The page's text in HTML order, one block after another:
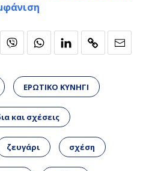
ΕΡΩΤΙΚΟ ΚΥΝΗΓΙ
και σχέσεις
ζευγάρι σχέση